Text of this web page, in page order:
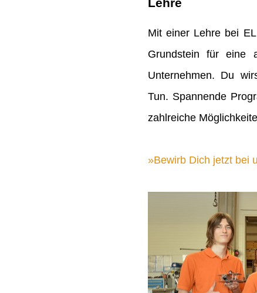
Mit einer Lehre bei
Grundstein für eine
Unternehmen. Du
Tun. Spannende
zahlreiche
Bewirb Dich jetzt bei